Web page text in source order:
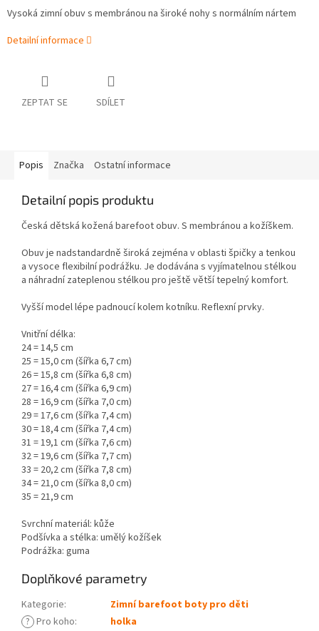
Vysoká zimní obuv s membránou na široké nohy s normálním nártem
Detailní informace
ZEPTAT SE SDÍLET
Popis Značka Ostatní informace
Detailní popis produktu
Česká dětská kožená barefoot obuv. S membránou a kožíškem.
Obuv je nadstandardně široká zejména v oblasti špičky a tenkou
a vysoce flexibilní podrážku. Je dodávána s vyjímatelnou stélkou
a náhradní zateplenou stélkou pro ještě větší tepelný komfort.
Vyšší model lépe padnoucí kolem kotníku. Reflexní prvky.
Vnitřní délka:
24 = 14,5 cm
25 = 15,0 cm (šířka 6,7 cm)
26 = 15,8 cm (šířka 6,8 cm)
27 = 16,4 cm (šířka 6,9 cm)
28 = 16,9 cm (šířka 7,0 cm)
29 = 17,6 cm (šířka 7,4 cm)
30 = 18,4 cm (šířka 7,4 cm)
31 = 19,1 cm (šířka 7,6 cm)
32 = 19,6 cm (šířka 7,7 cm)
33 = 20,2 cm (šířka 7,8 cm)
34 = 21,0 cm (šířka 8,0 cm)
35 = 21,9 cm
Svrchní materiál: kůže
Podšívka a stélka: umělý kožíšek
Podrážka: guma
Doplňkové parametry
Kategorie:
Zimní barefoot boty pro děti
? Pro koho:
holka